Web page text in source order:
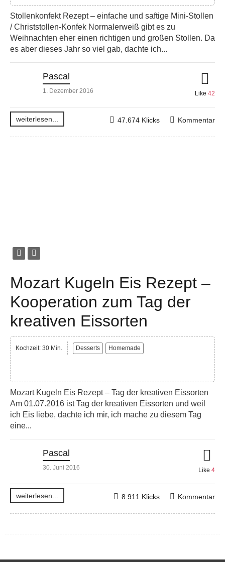
Stollenkonfekt Rezept – einfache und saftige Mini-Stollen
/ Christstollen-Konfek Normalerweiß gibt es zu
Weihnachten eher einen richtigen und großen Stollen. Da
es aber dieses Jahr so viel gab, dachte ich...
Pascal
1. Dezember 2016 Like 42
weiterlesen... Kommentar
47.674 Klicks
Mozart Kugeln Eis Rezept –
Kooperation zum Tag der
kreativen Eissorten
Kochzeit: 30 Min. Desserts Homemade
Mozart Kugeln Eis Rezept – Tag der kreativen Eissorten
Am 01.07.2016 ist Tag der kreativen Eissorten und weil
ich Eis liebe, dachte ich mir, ich mache zu diesem Tag
eine...
Pascal
30. Juni 2016 Like 4
weiterlesen... Kommentar
8.911 Klicks